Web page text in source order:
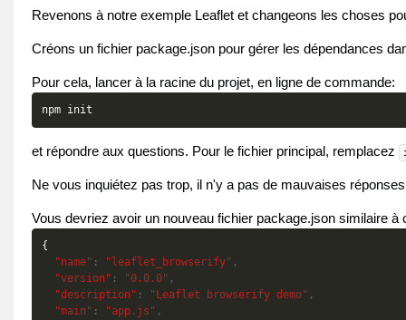
Revenons à notre exemple Leaflet et changeons les choses
Créons un fichier package.json pour gérer les dépendances
Pour cela, lancer à la racine du projet, en ligne de commande:
npm init
et répondre aux questions. Pour le fichier principal, remplacez
Ne vous inquiétez pas trop, il n'y a pas de mauvaises
Vous devriez avoir un nouveau fichier package.json similaire à
{
"name" : "leaflet_browserify" ,
"version" : "0.0.0" ,
"description" : "Leaflet browserify demo" ,
"main" : "app.js" ,